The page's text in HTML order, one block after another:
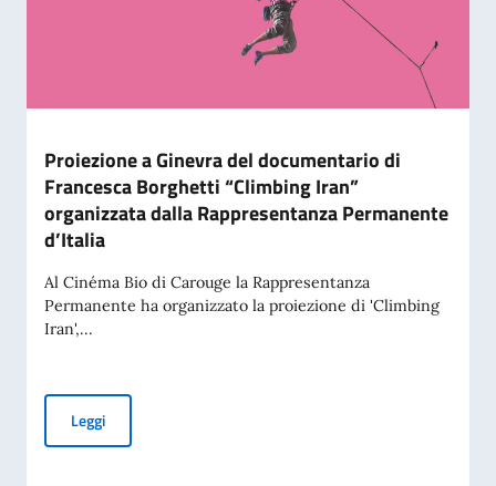
Proiezione a Ginevra del documentario di
Francesca Borghetti “Climbing Iran”
organizzata dalla Rappresentanza Permanente
d’Italia
Al Cinéma Bio di Carouge la Rappresentanza
Permanente ha organizzato la proiezione di 'Climbing
Iran',...
LeggiProiezione a Ginevra del documentario di Francesca